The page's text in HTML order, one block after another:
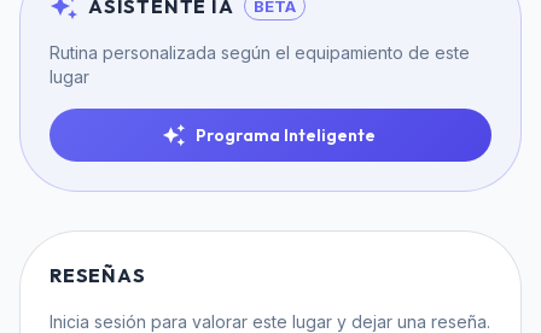
ASISTENTE IA BETA
Rutina personalizada según el equipamiento de este
lugar
Programa Inteligente
RESEÑAS
Inicia sesión para valorar este lugar y dejar una reseña.